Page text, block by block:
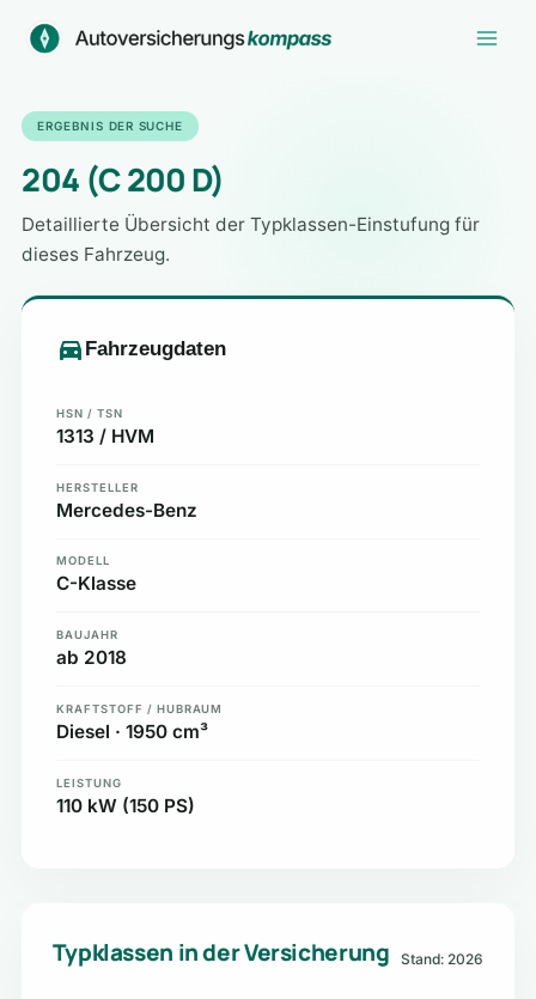
Inhalt
ERGEBNIS DER SUCHE
204 (C 200 D)
Detaillierte Übersicht der Typklassen-Einstufung für
dieses Fahrzeug.
Fahrzeugdaten
HSN / TSN
1313 / HVM
HERSTELLER
Mercedes-Benz
MODELL
C-Klasse
BAUJAHR
ab 2018
KRAFTSTOFF / HUBRAUM
Diesel · 1950 cm³
LEISTUNG
110 kW (150 PS)
Typklassen in der Versicherung Stand: 2026